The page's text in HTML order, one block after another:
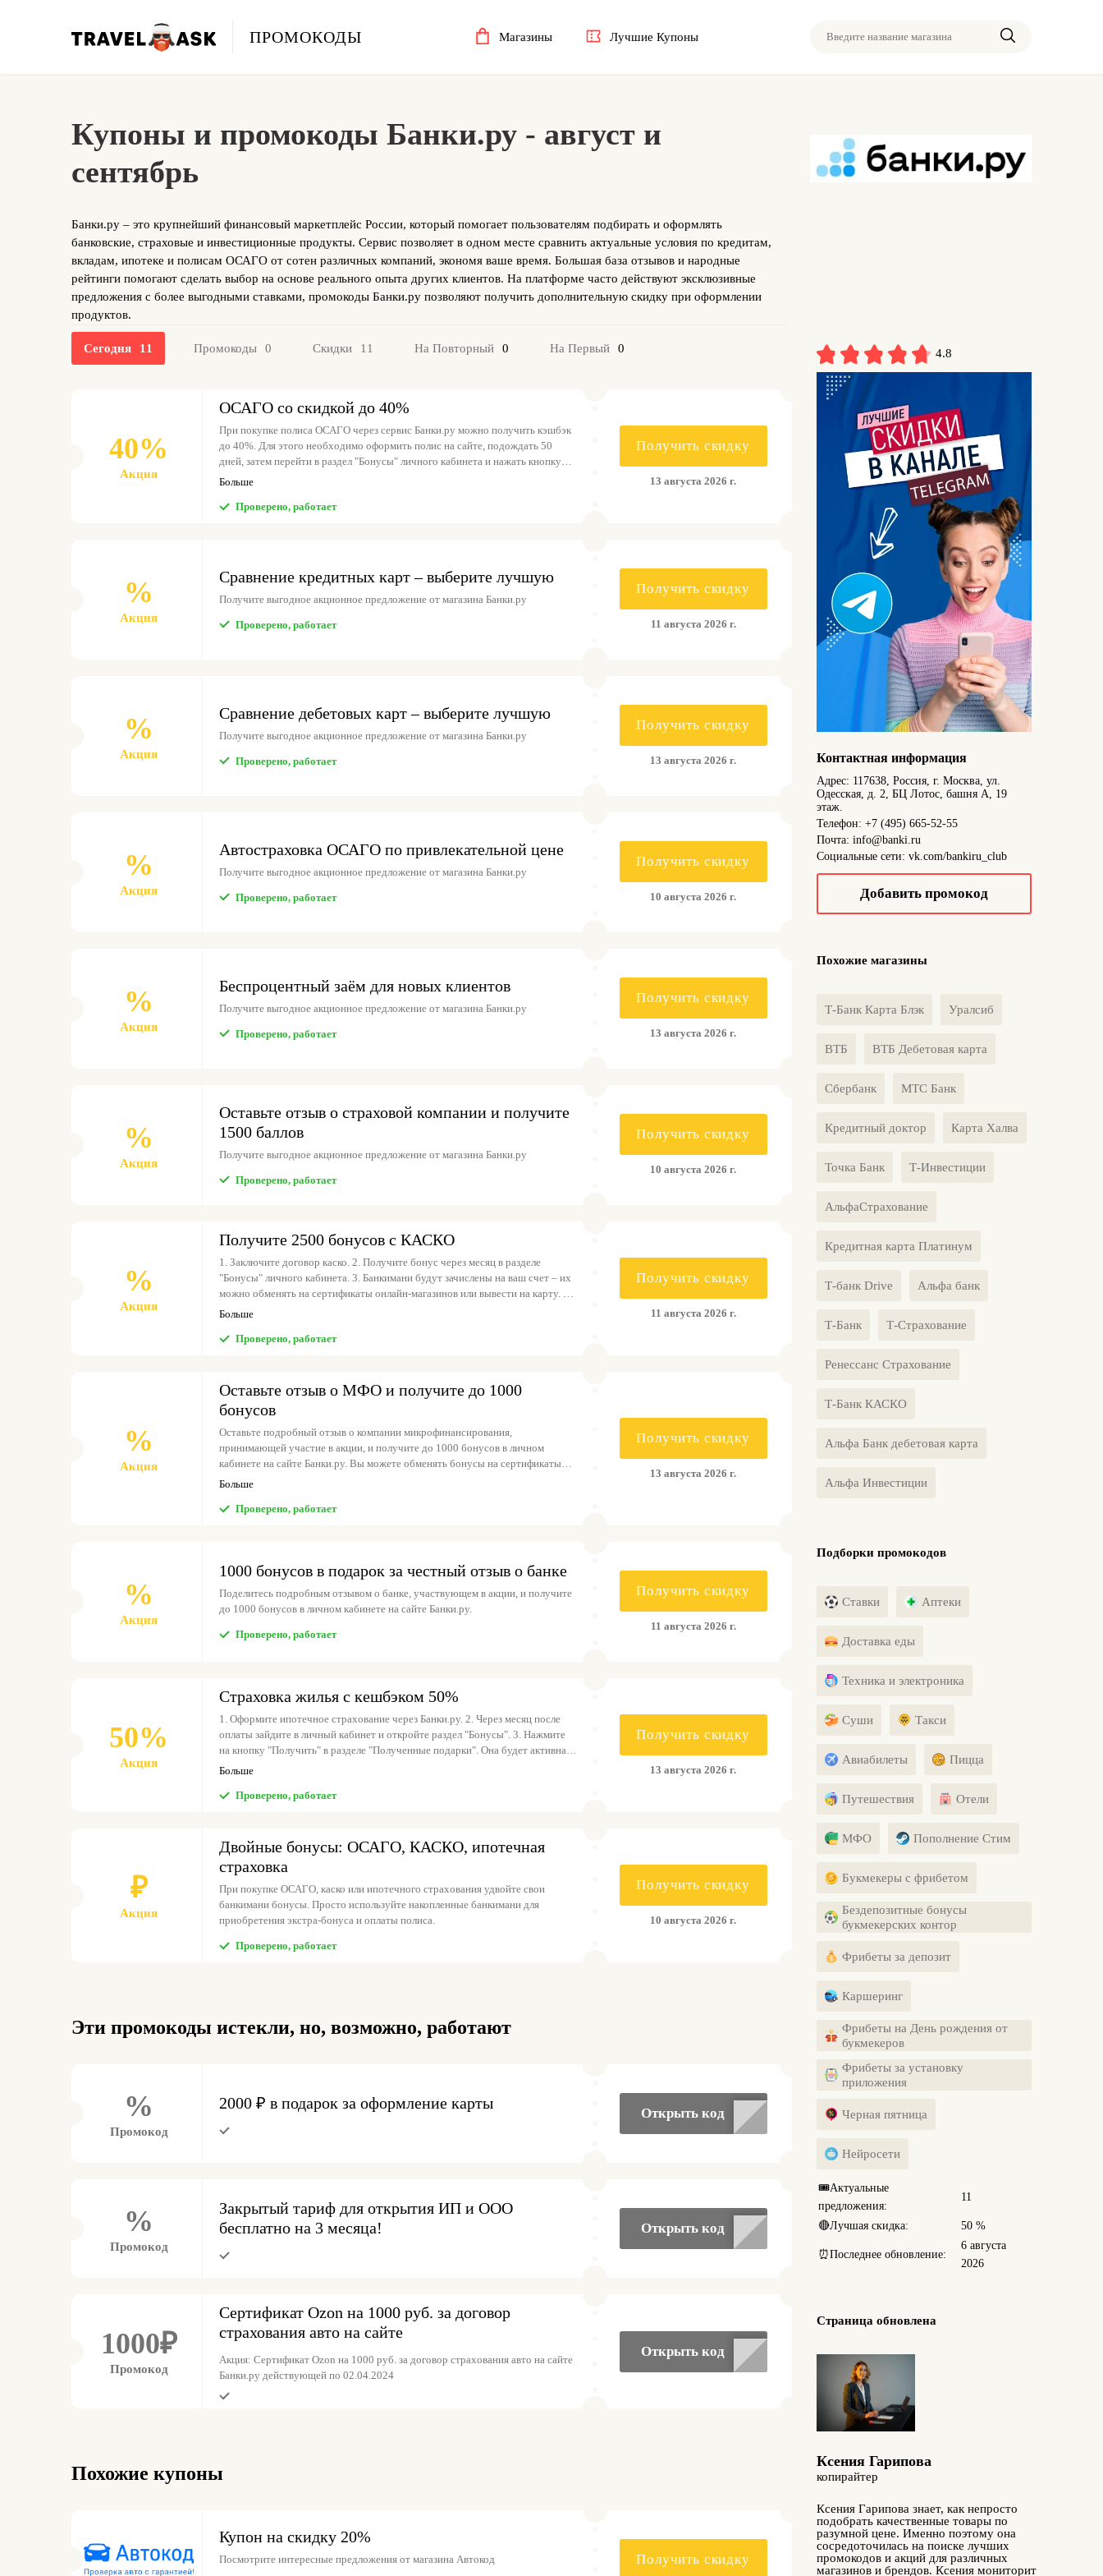
ПРОМОКОДЫ Магазины Лучшие Купоны Введите название магазина
Купоны и промокоды Банки.ру - август и
сентябрь
Банки.ру – это крупнейший финансовый маркетплейс России, который помогает пользователям подбирать и оформлять
банковские, страховые и инвестиционные продукты. Сервис позволяет в одном месте сравнить актуальные условия по кредитам,
вкладам, ипотеке и полисам ОСАГО от сотен различных компаний, экономя ваше время. Большая база отзывов и народные
рейтинги помогают сделать выбор на основе реального опыта других клиентов. На платформе часто действуют эксклюзивные
предложения с более выгодными ставками, промокоды Банки.ру позволяют получить дополнительную скидку при оформлении
продуктов.
Сегодня 11 Промокоды 0 Скидки 11 На Повторный 0 На Первый 0
40%
Акция
ОСАГО со скидкой до 40%
При покупке полиса ОСАГО через сервис Банки.ру можно получить кэшбэк
до 40%. Для этого необходимо оформить полис на сайте, подождать 50
дней, затем перейти в раздел "Бонусы" личного кабинета и нажать кнопку
"Получить" на карточке кэшбэка. Бонусы поступят на счет в течение 180
Больше
Проверено, работает
Получить скидку
13 августа 2026 г.
%
Акция
Сравнение кредитных карт – выберите лучшую
Получите выгодное акционное предложение от магазина Банки.ру
Проверено, работает
Получить скидку
11 августа 2026 г.
%
Акция
Сравнение дебетовых карт – выберите лучшую
Получите выгодное акционное предложение от магазина Банки.ру
Проверено, работает
Получить скидку
13 августа 2026 г.
%
Акция
Автостраховка ОСАГО по привлекательной цене
Получите выгодное акционное предложение от магазина Банки.ру
Проверено, работает
Получить скидку
10 августа 2026 г.
%
Акция
Беспроцентный заём для новых клиентов
Получите выгодное акционное предложение от магазина Банки.ру
Проверено, работает
Получить скидку
13 августа 2026 г.
%
Акция
Оставьте отзыв о страховой компании и получите
1500 баллов
Получите выгодное акционное предложение от магазина Банки.ру
Проверено, работает
Получить скидку
10 августа 2026 г.
%
Акция
Получите 2500 бонусов с КАСКО
1. Заключите договор каско. 2. Получите бонус через месяц в разделе
"Бонусы" личного кабинета. 3. Банкимани будут зачислены на ваш счет – их
можно обменять на сертификаты онлайн-магазинов или вывести на карту. 1
банкимани = 1 рубль.
Больше
Проверено, работает
Получить скидку
11 августа 2026 г.
%
Акция
Оставьте отзыв о МФО и получите до 1000
бонусов
Оставьте подробный отзыв о компании микрофинансирования,
принимающей участие в акции, и получите до 1000 бонусов в личном
кабинете на сайте Банки.ру. Вы можете обменять бонусы на сертификаты
онлайн-магазинов или вывести их на карту по курсу 1 банкиман = 1 рубль.
Больше
Проверено, работает
Получить скидку
13 августа 2026 г.
%
Акция
1000 бонусов в подарок за честный отзыв о банке
Поделитесь подробным отзывом о банке, участвующем в акции, и получите
до 1000 бонусов в личном кабинете на сайте Банки.ру.
Проверено, работает
Получить скидку
11 августа 2026 г.
50%
Акция
Страховка жилья с кешбэком 50%
1. Оформите ипотечное страхование через Банки.ру. 2. Через месяц после
оплаты зайдите в личный кабинет и откройте раздел "Бонусы". 3. Нажмите
на кнопку "Получить" в разделе "Полученные подарки". Она будет активна в
течение 30 дней. 4. Начисленные банкимани будут доступны на вашем счету
вывести на карту (1 банкиман = 1 рубль).
Больше
Проверено, работает
Получить скидку
13 августа 2026 г.
₽
Акция
Двойные бонусы: ОСАГО, КАСКО, ипотечная
страховка
При покупке ОСАГО, каско или ипотечного страхования удвойте свои
банкимани бонусы. Просто используйте накопленные банкимани для
приобретения экстра-бонуса и оплаты полиса.
Проверено, работает
Получить скидку
10 августа 2026 г.
Эти промокоды истекли, но, возможно, работают
%
Промокод
2000 ₽ в подарок за оформление карты
Открыть код
%
Промокод
Закрытый тариф для открытия ИП и ООО
бесплатно на 3 месяца!
Открыть код
1000₽
Промокод
Сертификат Ozon на 1000 руб. за договор
страхования авто на сайте
Акция: Сертификат Ozon на 1000 руб. за договор страхования авто на сайте
Банки.ру действующей по 02.04.2024
Открыть код
Похожие купоны
Купон на скидку 20%
Посмотрите интересные предложения от магазина Автокод Получить скидку
4.8
Контактная информация
Адрес: 117638, Россия, г. Москва, ул.
Одесская, д. 2, БЦ Лотос, башня А, 19
этаж.
Телефон: +7 (495) 665-52-55
Почта: info@banki.ru
Социальные сети: vk.com/bankiru_club
Добавить промокод
Похожие магазины
Т-Банк Карта Блэк Уралсиб
ВТБ ВТБ Дебетовая карта
Сбербанк МТС Банк
Кредитный доктор Карта Халва
Точка Банк Т-Инвестиции
АльфаСтрахование
Кредитная карта Платинум
Т-банк Drive Альфа банк
Т-Банк Т-Страхование
Ренессанс Страхование
Т-Банк КАСКО
Альфа Банк дебетовая карта
Альфа Инвестиции
Подборки промокодов
Ставки Аптеки
Доставка еды
Техника и электроника
Суши Такси
Авиабилеты Пицца
Путешествия Отели
МФО Пополнение Стим
Букмекеры с фрибетом
Бездепозитные бонусы
букмекерских контор
Фрибеты за депозит
Каршеринг
Фрибеты на День рождения от
букмекеров
Фрибеты за установку
приложения
Черная пятница
Нейросети
🎟️Актуальные
предложения:
11
🔴Лучшая скидка: 50 %
⏰Последнее обновление:
6 августа
2026
Страница обновлена
Ксения Гарипова
копирайтер
Ксения Гарипова знает, как непросто
подобрать качественные товары по
разумной цене. Именно поэтому она
сосредоточилась на поиске лучших
промокодов и акций для различных
магазинов и брендов. Ксения мониторит